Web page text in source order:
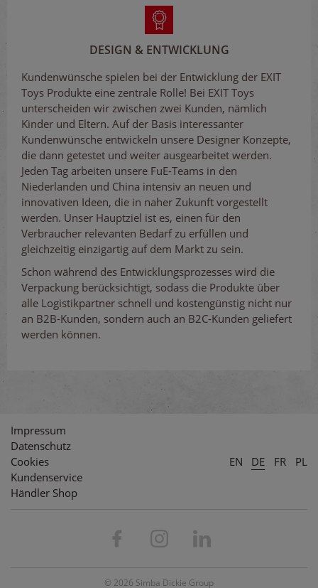
DESIGN & ENTWICKLUNG
Kundenwünsche spielen bei der Entwicklung der EXIT
Toys Produkte eine zentrale Rolle! Bei EXIT Toys
unterscheiden wir zwischen zwei Kunden, nämlich
Kinder und Eltern. Auf der Basis interessanter
Kundenwünsche entwickeln unsere Designer Konzepte,
die dann getestet und weiter ausgearbeitet werden.
Jeden Tag arbeiten unsere FuE-Teams in den
Niederlanden und China intensiv an neuen und
innovativen Ideen, die in naher Zukunft vorgestellt
werden. Unser Hauptziel ist es, einen für den
Verbraucher relevanten Bedarf zu erfüllen und
gleichzeitig einzigartig auf dem Markt zu sein.
Schon während des Entwicklungsprozesses wird die
Verpackung berücksichtigt, sodass die Produkte über
alle Logistikpartner schnell und kostengünstig nicht nur
an B2B-Kunden, sondern auch an B2C-Kunden geliefert
werden können.
Impressum
Datenschutz
Cookies
Kundenservice
Händler Shop
EN DE FR PL
© 2026 Simba Dickie Group